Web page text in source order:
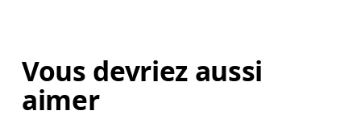
Vous devriez aussi
aimer